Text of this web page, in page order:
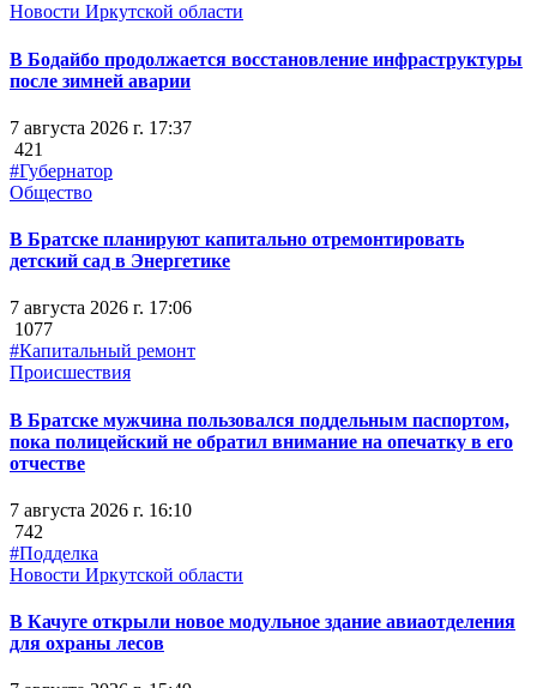
Новости Иркутской области
В Бодайбо продолжается восстановление инфраструктуры
после зимней аварии
7 августа 2026 г. 17:37
421
#Губернатор
Общество
В Братске планируют капитально отремонтировать
детский сад в Энергетике
7 августа 2026 г. 17:06
1077
#Капитальный ремонт
Происшествия
В Братске мужчина пользовался поддельным паспортом,
пока полицейский не обратил внимание на опечатку в его
отчестве
7 августа 2026 г. 16:10
742
#Подделка
Новости Иркутской области
В Качуге открыли новое модульное здание авиаотделения
для охраны лесов